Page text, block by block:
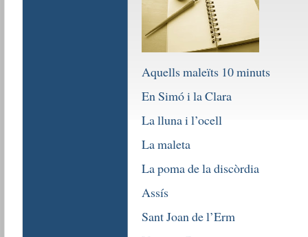
Aquells maleïts 10 minuts
En Simó i la Clara
La lluna i l’ocell
La maleta
La poma de la discòrdia
Assís
Sant Joan de l’Erm